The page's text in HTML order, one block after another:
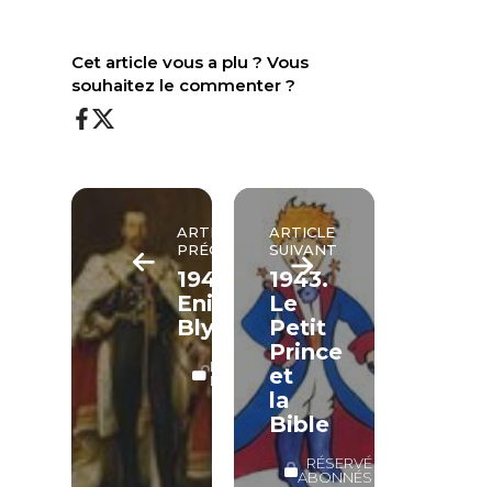
Cet article vous a plu ? Vous
souhaitez le commenter ?
ARTICLE
PRÉCÉDENT
1943.
Enid
Blyton
LECTURE
LIBRE
ARTICLE
SUIVANT
1943.
Le
Petit
Prince
et
la
Bible
RÉSERVÉ
ABONNÉS